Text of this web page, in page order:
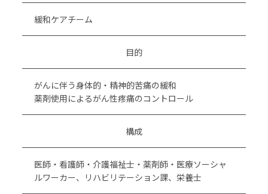
緩和ケアチーム
目的
がんに伴う身体的・精神的苦痛の緩和
薬剤使用によるがん性疼痛のコントロール
構成
医師・看護師・介護福祉士・薬剤師・医療ソーシャ
ルワーカー、リハビリテーション課、栄養士